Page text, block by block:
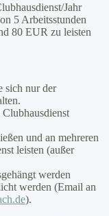
Jahr
5 Arbeitsstunden
80 EUR zu leisten
sich nur der
und an mehreren
leisten (außer
werden
werden (Email an
).